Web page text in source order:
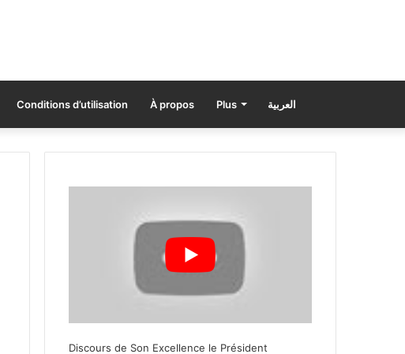
Conditions d’utilisation À propos Plus العربية
Discours de Son Excellence le Président